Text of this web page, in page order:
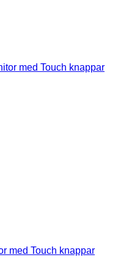
med Touch knappar